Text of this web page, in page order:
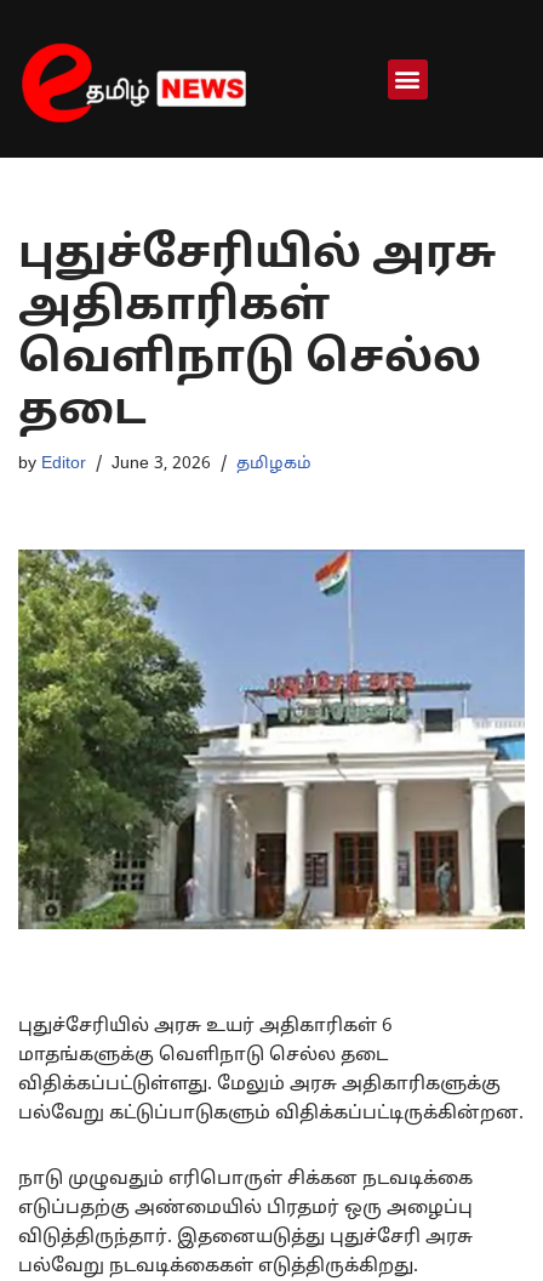
Skip
to
content
புதுச்சேரியில் அரசு
அதிகாரிகள்
வெளிநாடு செல்ல
தடை
by Editor June 3, 2026 தமிழகம்
புதுச்சேரியில் அரசு உயர் அதிகாரிகள் 6
மாதங்களுக்கு வெளிநாடு செல்ல தடை
விதிக்கப்பட்டுள்ளது. மேலும் அரசு அதிகாரிகளுக்கு
பல்வேறு கட்டுப்பாடுகளும் விதிக்கப்பட்டிருக்கின்றன.
நாடு முழுவதும் எரிபொருள் சிக்கன நடவடிக்கை
எடுப்பதற்கு அண்மையில் பிரதமர் ஒரு அழைப்பு
விடுத்திருந்தார். இதனையடுத்து புதுச்சேரி அரசு
பல்வேறு நடவடிக்கைகள் எடுத்திருக்கிறது.